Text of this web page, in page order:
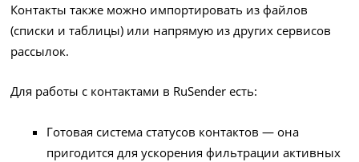
Контакты также можно импортировать из файлов
(списки и таблицы) или напрямую из других сервисов
рассылок.
Для работы с контактами в RuSender есть:
Готовая система статусов контактов — она
пригодится для ускорения фильтрации активных